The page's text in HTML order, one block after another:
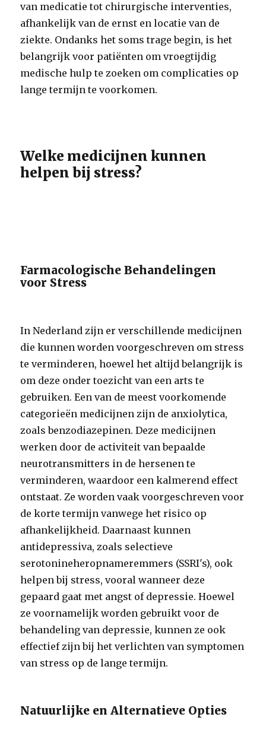
van medicatie tot chirurgische interventies,
afhankelijk van de ernst en locatie van de
ziekte. Ondanks het soms trage begin, is het
belangrijk voor patiënten om vroegtijdig
medische hulp te zoeken om complicaties op
lange termijn te voorkomen.
Welke medicijnen kunnen
helpen bij stress?
Farmacologische Behandelingen
voor Stress
In Nederland zijn er verschillende medicijnen
die kunnen worden voorgeschreven om stress
te verminderen, hoewel het altijd belangrijk is
om deze onder toezicht van een arts te
gebruiken. Een van de meest voorkomende
categorieën medicijnen zijn de anxiolytica,
zoals benzodiazepinen. Deze medicijnen
werken door de activiteit van bepaalde
neurotransmitters in de hersenen te
verminderen, waardoor een kalmerend effect
ontstaat. Ze worden vaak voorgeschreven voor
de korte termijn vanwege het risico op
afhankelijkheid. Daarnaast kunnen
antidepressiva, zoals selectieve
serotonineheropnameremmers (SSRI's), ook
helpen bij stress, vooral wanneer deze
gepaard gaat met angst of depressie. Hoewel
ze voornamelijk worden gebruikt voor de
behandeling van depressie, kunnen ze ook
effectief zijn bij het verlichten van symptomen
van stress op de lange termijn.
Natuurlijke en Alternatieve Opties